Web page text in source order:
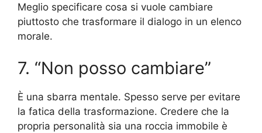
Meglio specificare cosa si vuole cambiare
piuttosto che trasformare il dialogo in un elenco
morale.
7. “Non posso cambiare”
È una sbarra mentale. Spesso serve per evitare
la fatica della trasformazione. Credere che la
propria personalità sia una roccia immobile è